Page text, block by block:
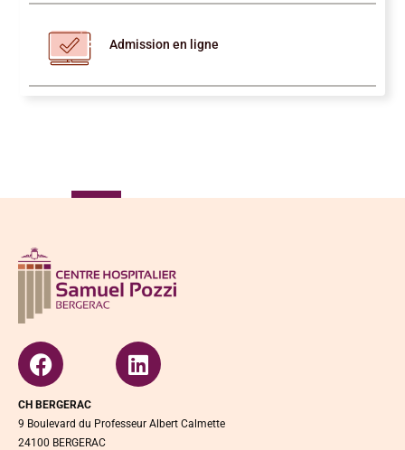
Admission en ligne
CH BERGERAC
9 Boulevard du Professeur Albert Calmette
24100 BERGERAC